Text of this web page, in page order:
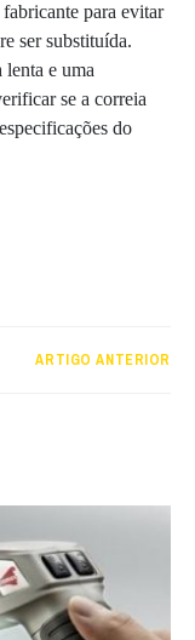
para evitar
ser substituída.
e uma
se a correia
do
ARTIGO ANTERIOR